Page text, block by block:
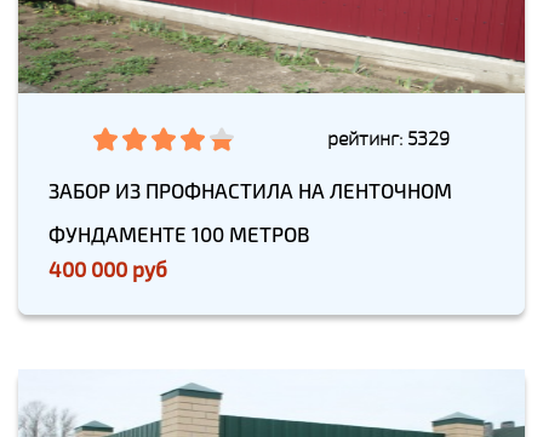
рейтинг: 5329
ЗАБОР ИЗ ПРОФНАСТИЛА НА ЛЕНТОЧНОМ
ФУНДАМЕНТЕ 100 МЕТРОВ
400 000 руб